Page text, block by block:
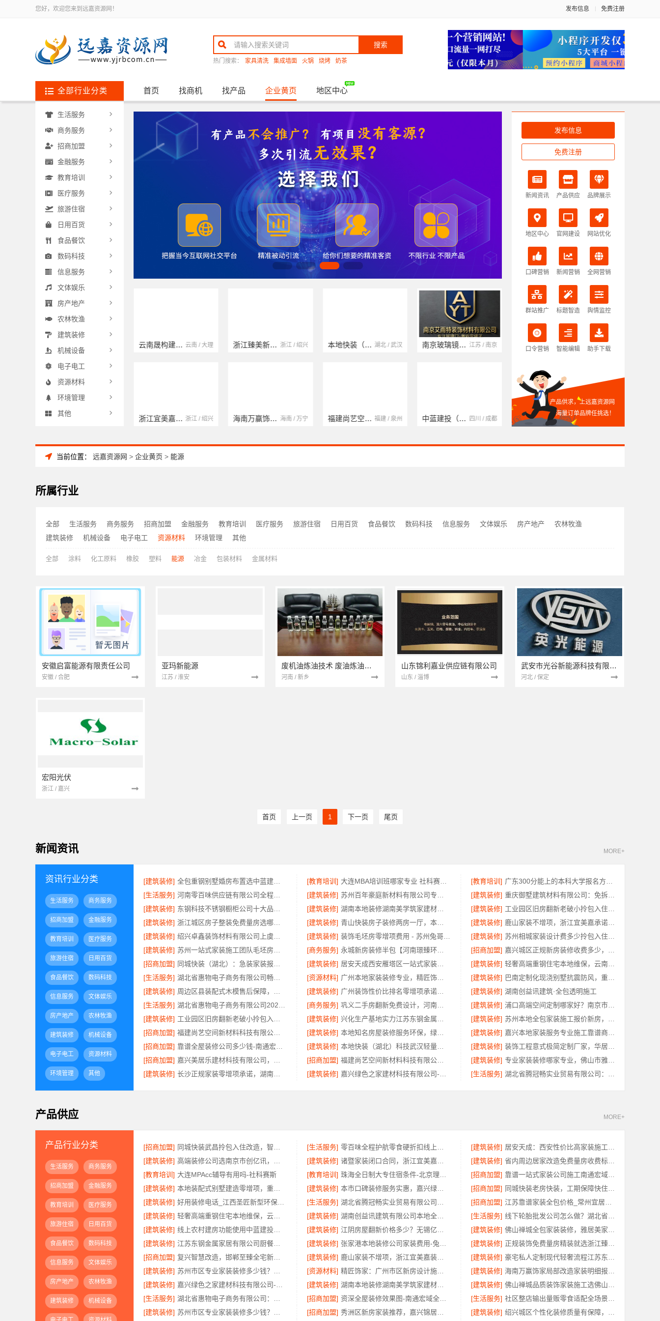
您好，欢迎您来到远嘉资源网！ 发布信息 免费注册
搜索
热门搜索： 家具清洗 集成墙面 火锅 烧烤 奶茶
全部行业分类 首页 找商机 找产品 企业黄页 地区中心
云南晟构建筑建材有限公司 云南 / 大理
浙江宜美嘉装饰工程有限公司 浙江 / 绍兴
浙江臻美新型建材有限公司 浙江 / 绍兴
海南万赢饰家新型建筑材料有限公司 海南 / 万宁
本地快装（湖北）科技有限公司 湖北 / 武汉
福建尚艺空间新材料科技有限公司 福建 / 泉州
南京玻璃镜子加工厂 江苏 / 南京
中蓝建投（北京）建设有限公司四川第一分公司 四川 / 成都
湖北省腾冠畅实业贸易有限公司 湖北 / 武汉
湖南自由家装饰工程有限公司 湖南 / 湘潭
生活服务
商务服务
招商加盟
金融服务
教育培训
医疗服务
旅游住宿
日用百货
食品餐饮
数码科技
信息服务
文体娱乐
房产地产
农林牧渔
建筑装修
机械设备
电子电工
资源材料
环境管理
其他
发布信息
免费注册
新闻资讯 产品供应 品牌展示
地区中心 官网建设 网站优化
口碑营销 新闻营销 全网营销
群站推广 标题智造 舆情监控
口令营销 智能编辑 助手下载
产品供求，上远嘉资源网
海量订单品牌任挑选！
当前位置： 远嘉资源网 > 企业黄页 > 能源
所属行业
全部 生活服务 商务服务 招商加盟 金融服务 教育培训 医疗服务 旅游住宿 日用百货 食品餐饮 数码科技 信息服务 文体娱乐 房产地产
农林牧渔
建筑装修
机械设备 电子电工 资源材料 环境管理 其他
全部 涂料 化工原料 橡胶 塑料 能源 冶金 包装材料 金属材料
安徽启富能源有限责任公司
安徽 / 合肥
亚玛新能源
江苏 / 淮安
废机油炼油技术 废油炼油技术 废润滑油炼油技术
河南 / 新乡
山东锦利嘉业供应链有限公司
山东 / 淄博
武安市光谷新能源科技有限公司
河北 / 保定
宏阳光伏
浙江 / 嘉兴
首页 上一页 1 下一页 尾页
新闻资讯 MORE+
资讯行业分类
生活服务 商务服务
招商加盟 金融服务
教育培训 医疗服务
旅游住宿 日用百货
食品餐饮 数码科技
信息服务 文体娱乐
房产地产 农林牧渔
建筑装修 机械设备
电子电工 资源材料
环境管理 其他
[建筑装修] [教育培训] [教育培训]
[生活服务]
[建筑装修] [建筑装修]
重庆御墅建筑材料有限公司：免拆模板价格环保材料
[建筑装修]
[建筑装修] [建筑装修]
工业园区旧房翻新老破小拎包入住，苏州兔哥哥智装新材料有限公司一站式服务
[建筑装修]
[建筑装修] [建筑装修]
鹿山家装不增项，浙江宜美嘉承诺每笔增项事先确认
[建筑装修]
[建筑装修] [建筑装修]
苏州相城家装设计费多少拎包入住选苏州百年豪庭新材料有限公司
[建筑装修]
[商务服务] [招商加盟]
[招商加盟]
[建筑装修] [建筑装修]
轻奢高端重钢住宅本地维保，云南晟构建筑建材有限公司
[生活服务]
[资源材料] [建筑装修]
巴南定制化现浇别墅抗震防风，重庆御墅品质保障
[建筑装修]
[建筑装修] [建筑装修] 湖南创益讯建筑·全包透明施工
[生活服务]
[商务服务] [建筑装修]
浦口高端空间定制哪家好？南京市创亿讯本地更省心
[建筑装修]
[建筑装修] [建筑装修]
[招商加盟]
[建筑装修] [建筑装修]
[招商加盟]
[建筑装修] [建筑装修]
[招商加盟]
[招商加盟] [建筑装修]
专业家装装修哪家专业，佛山市雅居美家建筑装饰工程有限公司全流程管控透明
[建筑装修]
[建筑装修] [生活服务]
产品供应 MORE+
产品行业分类
生活服务 商务服务
招商加盟 金融服务
教育培训 医疗服务
旅游住宿 日用百货
食品餐饮 数码科技
信息服务 文体娱乐
房产地产 农林牧渔
建筑装修 机械设备
[招商加盟] [生活服务] [建筑装修]
[建筑装修]
[建筑装修] [建筑装修]
省内周边居家改造免费量房收费标准，浙江乐享新材料有限公司无增项
[教育培训] 大连MPAcc辅导有用吗-社科赛斯 [教育培训] [招商加盟]
靠谱一站式家装公司施工南通宏域全宅装饰建材有限公司
[建筑装修]
[建筑装修] [招商加盟]
同城快装老房快装，工期保障快住省心
[建筑装修]
[生活服务] [招商加盟]
[建筑装修]
[建筑装修] [生活服务]
[建筑装修]
[建筑装修] [建筑装修]
[建筑装修]
[建筑装修] [建筑装修]
正规装饰免费量房精装就选浙江臻美新型建材有限公司
[招商加盟]
[建筑装修] [建筑装修]
[建筑装修]
[资源材料] [建筑装修]
[建筑装修]
[建筑装修] [建筑装修]
[生活服务]
[招商加盟] [生活服务]
[建筑装修]
[招商加盟] [建筑装修]